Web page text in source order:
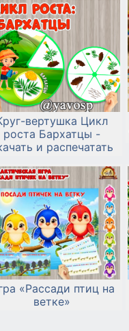
вертушка Цикл
роста Бархатцы -
и распечатать
«Рассади птиц на
ветке»